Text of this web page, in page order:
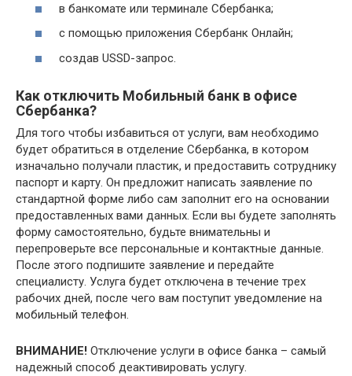
в банкомате или терминале Сбербанка;
с помощью приложения Сбербанк Онлайн;
создав USSD-запрос.
Как отключить Мобильный банк в офисе
Сбербанка?
Для того чтобы избавиться от услуги, вам необходимо
будет обратиться в отделение Сбербанка, в котором
изначально получали пластик, и предоставить сотруднику
паспорт и карту. Он предложит написать заявление по
стандартной форме либо сам заполнит его на основании
предоставленных вами данных. Если вы будете заполнять
форму самостоятельно, будьте внимательны и
перепроверьте все персональные и контактные данные.
После этого подпишите заявление и передайте
специалисту. Услуга будет отключена в течение трех
рабочих дней, после чего вам поступит уведомление на
мобильный телефон.
ВНИМАНИЕ! Отключение услуги в офисе банка – самый
надежный способ деактивировать услугу.